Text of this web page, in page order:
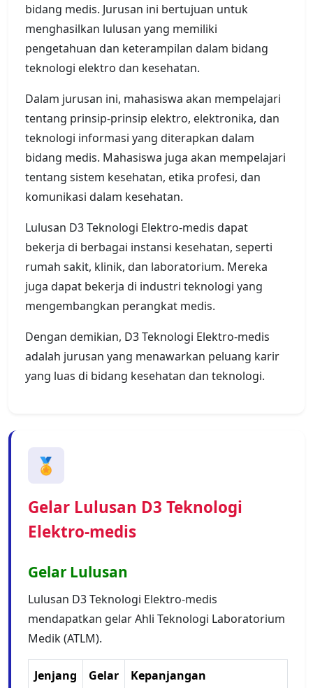
bidang medis. Jurusan ini bertujuan untuk
menghasilkan lulusan yang memiliki
pengetahuan dan keterampilan dalam bidang
teknologi elektro dan kesehatan.
Dalam jurusan ini, mahasiswa akan mempelajari
tentang prinsip-prinsip elektro, elektronika, dan
teknologi informasi yang diterapkan dalam
bidang medis. Mahasiswa juga akan mempelajari
tentang sistem kesehatan, etika profesi, dan
komunikasi dalam kesehatan.
Lulusan D3 Teknologi Elektro-medis dapat
bekerja di berbagai instansi kesehatan, seperti
rumah sakit, klinik, dan laboratorium. Mereka
juga dapat bekerja di industri teknologi yang
mengembangkan perangkat medis.
Dengan demikian, D3 Teknologi Elektro-medis
adalah jurusan yang menawarkan peluang karir
yang luas di bidang kesehatan dan teknologi.
🏅
Gelar Lulusan D3 Teknologi
Elektro-medis
Gelar Lulusan
Lulusan D3 Teknologi Elektro-medis
mendapatkan gelar Ahli Teknologi Laboratorium
Medik (ATLM).
Jenjang Gelar Kepanjangan